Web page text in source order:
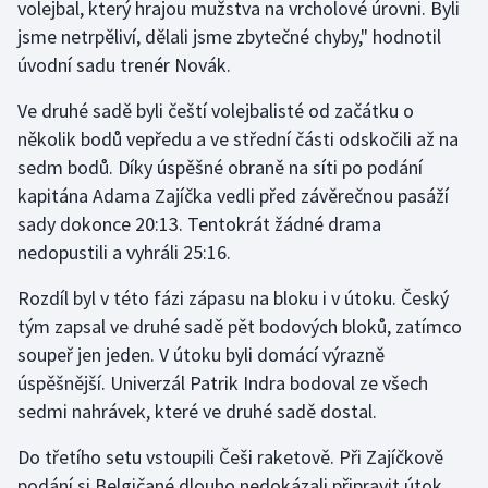
Olympijské hry
Plavání
Plážový volejbal
Ragby
Rychlobruslení
Rychlostní kanoistika
Short track
Sportovní střelba
volejbal, který hrajou mužstva na vrcholové úrovni. Byli
jsme netrpěliví, dělali jsme zbytečné chyby," hodnotil
úvodní sadu trenér Novák.
Ve druhé sadě byli čeští volejbalisté od začátku o
několik bodů vepředu a ve střední části odskočili až na
sedm bodů. Díky úspěšné obraně na síti po podání
kapitána Adama Zajíčka vedli před závěrečnou pasáží
sady dokonce 20:13. Tentokrát žádné drama
nedopustili a vyhráli 25:16.
Rozdíl byl v této fázi zápasu na bloku i v útoku. Český
tým zapsal ve druhé sadě pět bodových bloků, zatímco
soupeř jen jeden. V útoku byli domácí výrazně
úspěšnější. Univerzál Patrik Indra bodoval ze všech
sedmi nahrávek, které ve druhé sadě dostal.
Do třetího setu vstoupili Češi raketově. Při Zajíčkově